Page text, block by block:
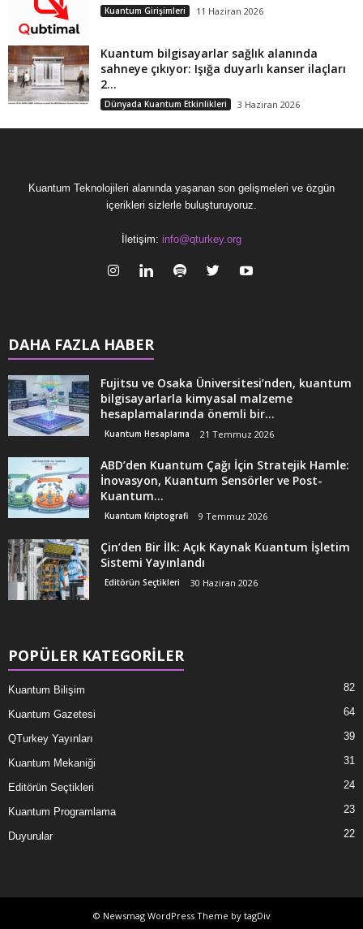
Kuantum Girişimleri 11 Haziran 2026
Kuantum bilgisayarlar sağlık alanında
sahneye çıkıyor: Işığa duyarlı kanser ilaçları
2...
Dünyada Kuantum Etkinlikleri 3 Haziran 2026
Kuantum Teknolojileri alanında yaşanan son gelişmeleri ve özgün
içerikleri sizlerle buluşturuyoruz.
İletişim: info@qturkey.org
DAHA FAZLA HABER
Fujitsu ve Osaka Üniversitesi’nden, kuantum
bilgisayarlarla kimyasal malzeme
hesaplamalarında önemli bir...
Kuantum Hesaplama 21 Temmuz 2026
ABD’den Kuantum Çağı İçin Stratejik Hamle:
İnovasyon, Kuantum Sensörler ve Post-
Kuantum...
Kuantum Kriptografi 9 Temmuz 2026
Çin’den Bir İlk: Açık Kaynak Kuantum İşletim
Sistemi Yayınlandı
Editörün Seçtikleri 30 Haziran 2026
POPÜLER KATEGORİLER
Kuantum Bilişim 82
Kuantum Gazetesi 64
QTurkey Yayınları 39
Kuantum Mekaniği 31
Editörün Seçtikleri 24
Kuantum Programlama 23
Duyurular 22
© Newsmag WordPress Theme by tagDiv